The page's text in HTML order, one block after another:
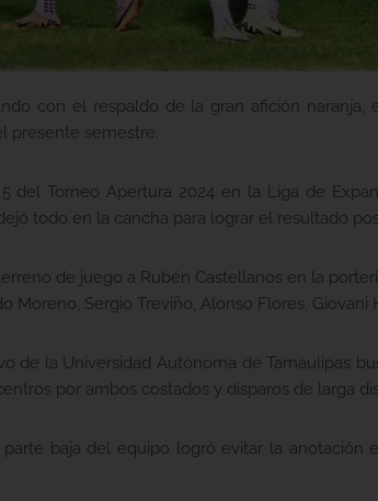
con el respaldo de la gran afición
presente semestre.
del Torneo Apertura 2024 en la Liga de
todo en la cancha para lograr el resultado
de juego a Rubén Castellanos en la
Moreno, Sergio Treviño, Alonso Flores, Giovani
de la Universidad Autónoma de Tamaulipas
por ambos costados y disparos de larga
baja del equipo logró evitar la